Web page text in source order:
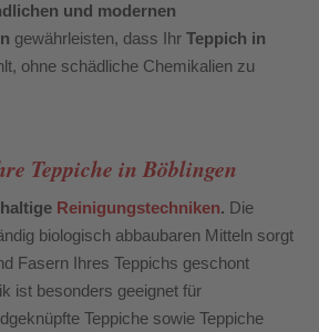
und modernen
gewährleisten, dass IhrTeppich in
ohne schädliche Chemikalien zu
Teppiche in Böblingen
Reinigungstechniken. Die
biologisch abbaubaren Mitteln sorgt
Fasern Ihres Teppichs geschont
ist besonders geeignet für
Teppiche sowie Teppiche